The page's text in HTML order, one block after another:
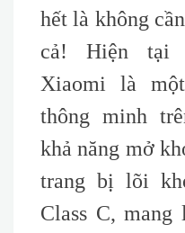
hết là không
cả! Hiện tại
Xiaomi là
thông minh
khả năng mở
trang bị lõi
Class C,